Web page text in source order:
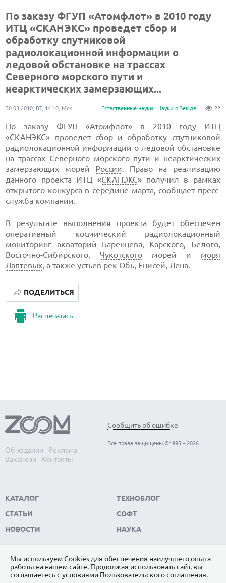
По заказу ФГУП «Атомфлот» в 2010 году
ИТЦ «СКАНЭКС» проведет сбор и
обработку спутниковой
радиолокационной информации о
ледовой обстановке на трассах
Северного морского пути и
неарктических замерзающих...
Естественные науки Науки о Земле 22
30.03.2010, ВТ, 14:10, Мск
По заказу ФГУП «Атомфлот» в 2010 году ИТЦ
«СКАНЭКС» проведет сбор и обработку спутниковой
радиолокационной информации о ледовой обстановке
на трассах Северного морского пути и неарктических
замерзающих морей России. Право на реализацию
данного проекта ИТЦ «СКАНЭКС» получил в рамках
открытого конкурса в середине марта, сообщает пресс-
служба компании.
В результате выполнения проекта будет обеспечен
оперативный космический радиолокационный
мониторинг акваторий Баренцева, Карского, Белого,
Восточно-Сибирского, Чукотского морей и моря
Лаптевых, а также устьев рек Обь, Енисей, Лена.
Распечатать
ПОДЕЛИТЬСЯ
Об издании
Реклама
Вакансии
Контакты
Сообщить об ошибке
Все права защищены ©1995 – 2026
КАТАЛОГ
СТАТЬИ
НОВОСТИ
ТЕХНОБЛОГ
СОФТ
НАУКА
ПОДПИШИТЕСЬ НА НАС
Мы используем Сookies для обеспечения наилучшего опыта
работы на нашем сайте. Продолжая использовать сайт, вы
соглашаетесь с условиями Пользовательского соглашения.